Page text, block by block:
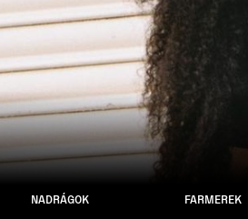
NADRÁGOK FARMEREK